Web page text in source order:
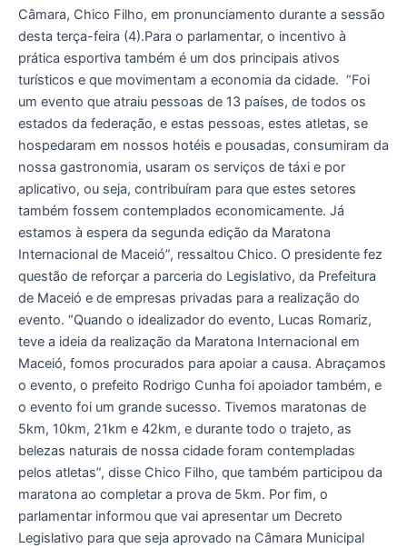
Câmara, Chico Filho, em pronunciamento durante a sessão
desta terça-feira (4).Para o parlamentar, o incentivo à
prática esportiva também é um dos principais ativos
turísticos e que movimentam a economia da cidade. “Foi
um evento que atraiu pessoas de 13 países, de todos os
estados da federação, e estas pessoas, estes atletas, se
hospedaram em nossos hotéis e pousadas, consumiram da
nossa gastronomia, usaram os serviços de táxi e por
aplicativo, ou seja, contribuíram para que estes setores
também fossem contemplados economicamente. Já
estamos à espera da segunda edição da Maratona
Internacional de Maceió”, ressaltou Chico. O presidente fez
questão de reforçar a parceria do Legislativo, da Prefeitura
de Maceió e de empresas privadas para a realização do
evento. “Quando o idealizador do evento, Lucas Romariz,
teve a ideia da realização da Maratona Internacional em
Maceió, fomos procurados para apoiar a causa. Abraçamos
o evento, o prefeito Rodrigo Cunha foi apoiador também, e
o evento foi um grande sucesso. Tivemos maratonas de
5km, 10km, 21km e 42km, e durante todo o trajeto, as
belezas naturais de nossa cidade foram contempladas
pelos atletas”, disse Chico Filho, que também participou da
maratona ao completar a prova de 5km. Por fim, o
parlamentar informou que vai apresentar um Decreto
Legislativo para que seja aprovado na Câmara Municipal